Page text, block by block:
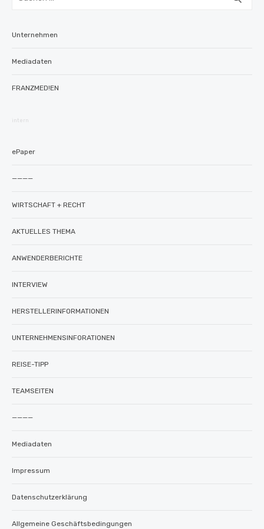
Unternehmen
Mediadaten
FRANZMED!EN
intern
ePaper
————
WIRTSCHAFT + RECHT
AKTUELLES THEMA
ANWENDERBERICHTE
INTERVIEW
HERSTELLERINFORMATIONEN
UNTERNEHMENSINFORATIONEN
REISE-TIPP
TEAMSEITEN
————
Mediadaten
Impressum
Datenschutzerklärung
Allgemeine Geschäftsbedingungen